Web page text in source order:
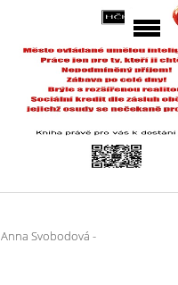
Anna Svobodová -